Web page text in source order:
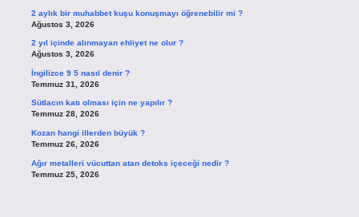
2 aylık bir muhabbet kuşu konuşmayı öğrenebilir mi ?
Ağustos 3, 2026
2 yıl içinde alınmayan ehliyet ne olur ?
Ağustos 3, 2026
İngilizce 9 5 nasıl denir ?
Temmuz 31, 2026
Sütlacın katı olması için ne yapılır ?
Temmuz 28, 2026
Kozan hangi illerden büyük ?
Temmuz 26, 2026
Ağır metalleri vücuttan atan detoks içeceği nedir ?
Temmuz 25, 2026